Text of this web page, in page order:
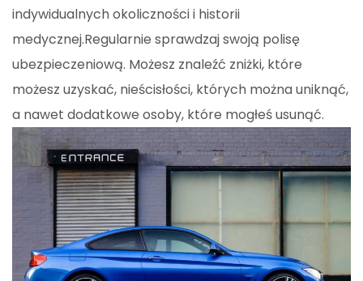
indywidualnych okoliczności i historii
medycznej.Regularnie sprawdzaj swoją polisę
ubezpieczeniową. Możesz znaleźć zniżki, które
możesz uzyskać, nieścisłości, których można uniknąć,
a nawet dodatkowe osoby, które mogłeś usunąć.